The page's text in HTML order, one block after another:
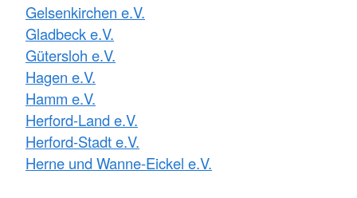
Gelsenkirchen e.V.
Gladbeck e.V.
Gütersloh e.V.
Hagen e.V.
Hamm e.V.
Herford-Land e.V.
Herford-Stadt e.V.
Herne und Wanne-Eickel e.V.